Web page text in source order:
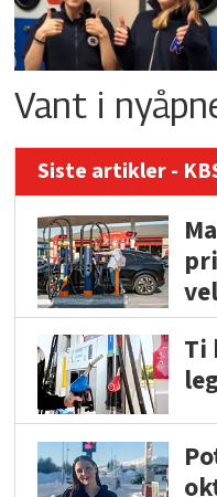
Vant i
Siste artikler -
Ti